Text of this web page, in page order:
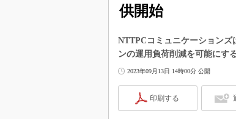
供開始
NTTPCコミュニケーション
ンの運用負荷削減を可能にす
2023年09月13日 14時00分 公開
印刷する